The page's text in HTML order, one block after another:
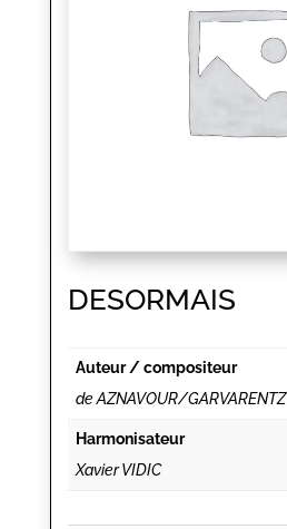
DESORMAIS
Auteur / compositeur
de AZNAVOUR/GARVARENTZ
Harmonisateur
Xavier VIDIC